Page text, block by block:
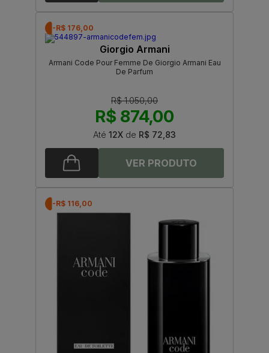
-R$ 176,00
Giorgio Armani
Armani Code Pour Femme De Giorgio Armani Eau
De Parfum
R$ 1.050,00
R$ 874,00
Até 12X de R$ 72,83
-R$ 116,00